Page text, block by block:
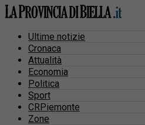
Ultime notizie
Cronaca
Attualità
Economia
Politica
Sport
CRPiemonte
Zone